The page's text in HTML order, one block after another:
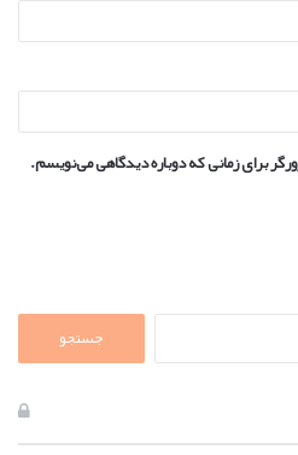
برای زمانی که دوباره دیدگاهی می‌نویسم.
جستجو